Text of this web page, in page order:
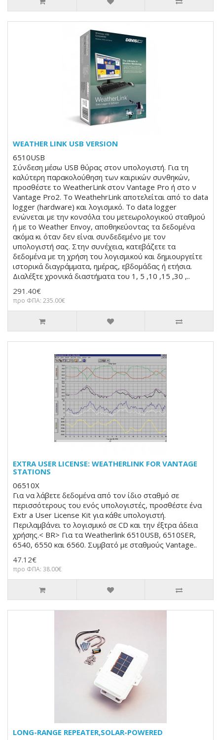
WEATHER LINK USB VERSION
6510USB
Σύνδεση μέσω USB θύρας στον υπολογιστή. Για τη
καλύτερη παρακολούθηση των καιρικών συνθηκών,
προσθέστε το WeatherLink στον Vantage Pro ή στο ν
Vantage Pro2. To WeathehrLink αποτελείται από το data
logger (hardware) και λογισμικό. Το data logger
ενώνεται με την κονσόλα του μετεωρολογικού σταθμού
ή με το Weather Envoy, αποθηκεύοντας τα δεδομένα
ακόμα κι όταν δεν είναι συνδεδεμένο με τον
υπολογιστή σας. Στην συνέχεια, κατεβάζετε τα
δεδομένα με τη χρήση του λογισμικού και δημιουργείτε
ιστορικά διαγράμματα, ημέρας, εβδομάδας ή ετήσια.
Διαλέξτε χρονικά διαστήματα του 1, 5 ,10 ,15 ,30 ,..
291.40€
προ ΦΠΑ: 235.00€
EXTRA USER LICENSE: WEATHERLINK FOR VANTAGE
STATIONS
06510X
Για να λάβετε δεδομένα από τον ίδιο σταθμό σε
περισσότερους του ενός υπολογιστές, προσθέστε ένα
Extr a User License Kit για κάθε υπολογιστή.
Περιλαμβάνει το λογισμικό σε CD και την έξτρα άδεια
χρήσης.< BR> Για τα Weatherlink 6510USB, 6510SER,
6540, 6550 και 6560. Συμβατό με σταθμούς Vantage..
47.12€
προ ΦΠΑ: 38.00€
LONG-RANGE REPEATER,SOLAR-POWERED